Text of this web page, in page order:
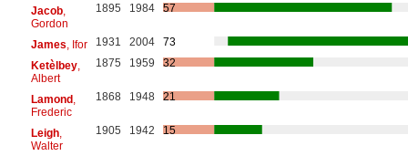
Jacob,
Gordon
1895 1984 57
James , Ifor 1931 2004
73
Ketèlbey,
Albert
1875 1959 32
Lamond,
Frederic
1868 1948 21
Leigh,
Walter
1905 1942 15